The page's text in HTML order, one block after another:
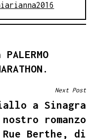
Next Post
a Sinagra
romanzo
Berthe, di